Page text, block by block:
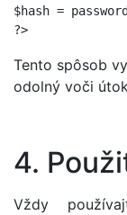
$hash =
Tento spôsob
odolný voči
4.
Vždy